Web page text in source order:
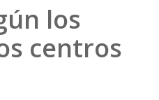
los
centros